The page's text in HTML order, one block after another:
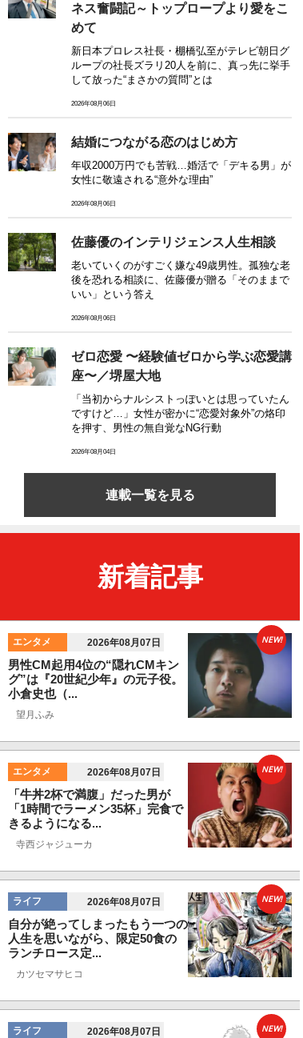
ネス奮闘記～トップロープより愛をこ
めて
新日本プロレス社長・棚橋弘至がテレビ朝日グ
ループの社長ズラリ20人を前に、真っ先に挙手
して放った“まさかの質問”とは
2026年08月06日
結婚につながる恋のはじめ方
年収2000万円でも苦戦…婚活で「デキる男」が
女性に敬遠される“意外な理由”
2026年08月06日
佐藤優のインテリジェンス人生相談
老いていくのがすごく嫌な49歳男性。孤独な老
後を恐れる相談に、佐藤優が贈る「そのままで
いい」という答え
2026年08月06日
ゼロ恋愛 〜経験値ゼロから学ぶ恋愛講
座〜／堺屋大地
「当初からナルシストっぽいとは思っていたん
ですけど…」女性が密かに“恋愛対象外”の烙印
を押す、男性の無自覚なNG行動
2026年08月04日
連載一覧を見る
新着記事
エンタメ 2026年08月07日
男性CM起用4位の“隠れCMキン
グ”は『20世紀少年』の元子役。
小倉史也（...
望月ふみ
NEW!
エンタメ 2026年08月07日
「牛丼2杯で満腹」だった男が
「1時間でラーメン35杯」完食で
きるようになる...
寺西ジャジューカ
NEW!
ライフ 2026年08月07日
自分が絶ってしまったもう一つの
人生を思いながら、限定50食の
ランチロース定...
カツセマサヒコ
NEW!
ライフ 2026年08月07日 NEW!